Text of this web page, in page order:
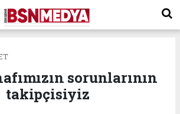
sorunlarının
takipçisiyiz